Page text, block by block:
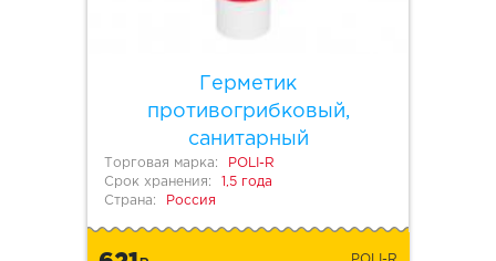
Герметик
противогрибковый,
санитарный
Торговая марка:
POLI-R
Срок хранения:
1,5 года
Страна:
Россия